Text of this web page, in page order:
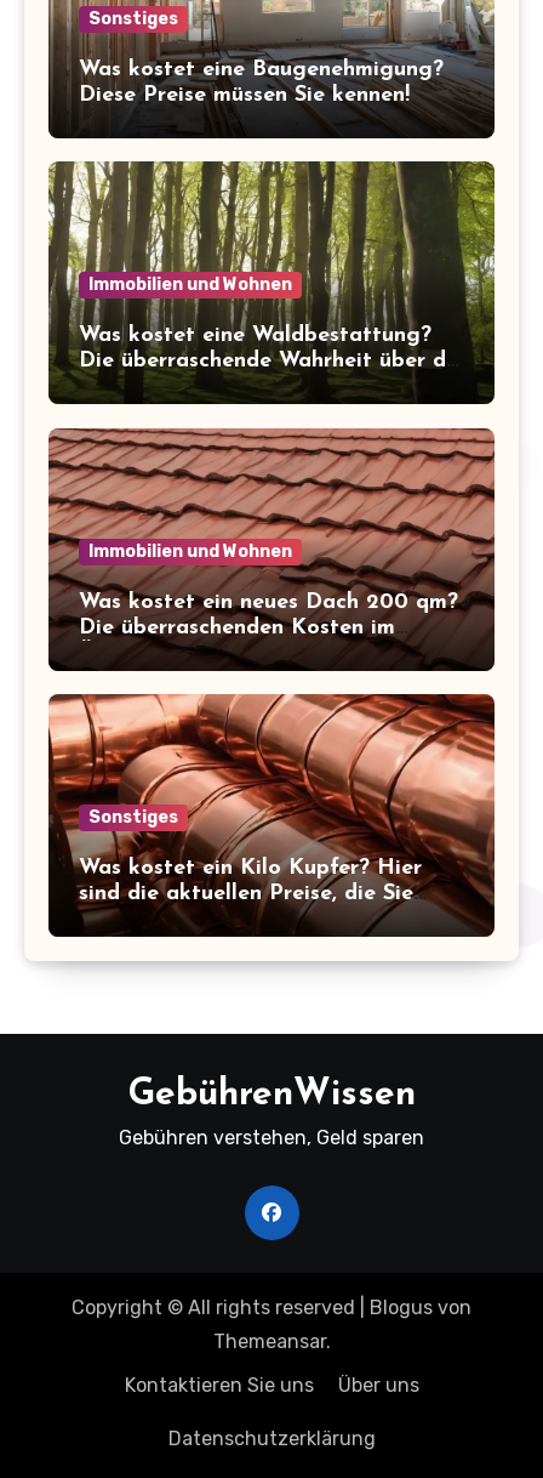
Sonstiges
Was kostet eine Baugenehmigung?
Diese Preise müssen Sie kennen!
Immobilien und Wohnen
Was kostet eine Waldbestattung?
Die überraschende Wahrheit über die
Kosten der letzten Ruhe
Immobilien und Wohnen
Was kostet ein neues Dach 200 qm?
Die überraschenden Kosten im
Überblick!
Sonstiges
Was kostet ein Kilo Kupfer? Hier
sind die aktuellen Preise, die Sie
kennen sollten!
GebührenWissen
Gebühren verstehen, Geld sparen
Copyright © All rights reserved Blogus von
Themeansar.
Kontaktieren Sie uns
Über uns
Datenschutzerklärung